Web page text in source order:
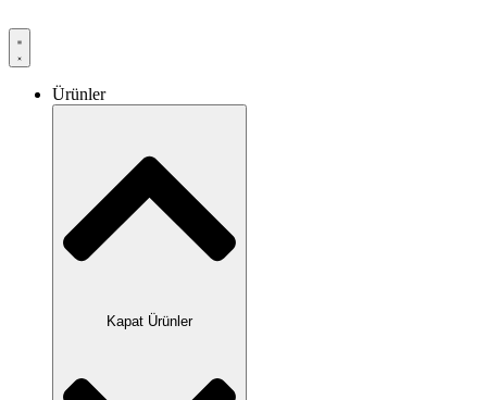
Ürünler
Kapat Ürünler